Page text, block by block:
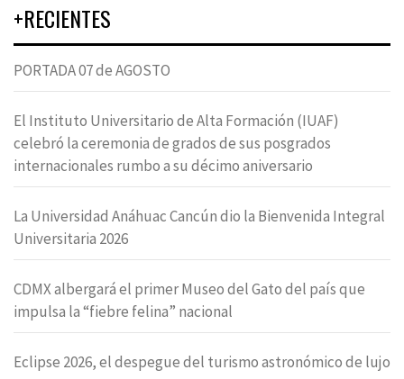
+RECIENTES
PORTADA 07 de AGOSTO
El Instituto Universitario de Alta Formación (IUAF)
celebró la ceremonia de grados de sus posgrados
internacionales rumbo a su décimo aniversario
La Universidad Anáhuac Cancún dio la Bienvenida Integral
Universitaria 2026
CDMX albergará el primer Museo del Gato del país que
impulsa la “fiebre felina” nacional
Eclipse 2026, el despegue del turismo astronómico de lujo